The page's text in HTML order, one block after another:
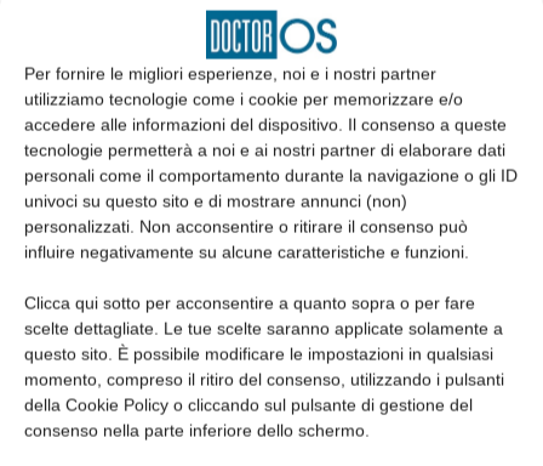
Per fornire le migliori esperienze, noi e i nostri partner
utilizziamo tecnologie come i cookie per memorizzare e/o
accedere alle informazioni del dispositivo. Il consenso a queste
tecnologie permetterà a noi e ai nostri partner di elaborare dati
personali come il comportamento durante la navigazione o gli ID
univoci su questo sito e di mostrare annunci (non)
personalizzati. Non acconsentire o ritirare il consenso può
influire negativamente su alcune caratteristiche e funzioni.
Clicca qui sotto per acconsentire a quanto sopra o per fare
scelte dettagliate. Le tue scelte saranno applicate solamente a
questo sito. È possibile modificare le impostazioni in qualsiasi
momento, compreso il ritiro del consenso, utilizzando i pulsanti
della Cookie Policy o cliccando sul pulsante di gestione del
consenso nella parte inferiore dello schermo.
EDICOLA